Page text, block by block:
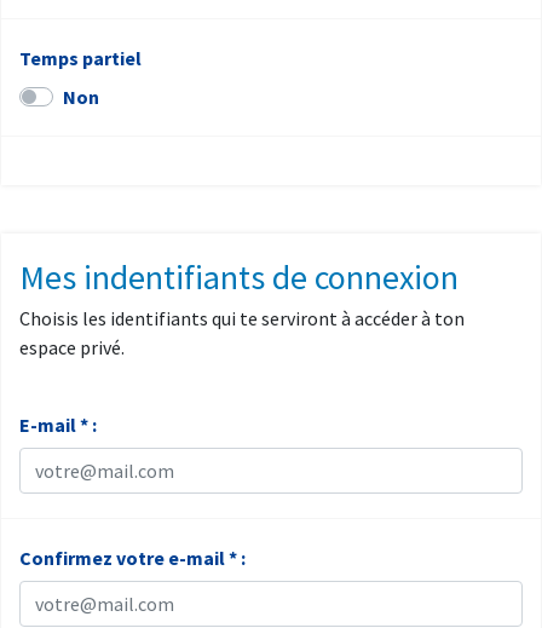
Temps partiel
Non
Mes indentifiants de connexion
Choisis les identifiants qui te serviront à accéder à ton
espace privé.
E-mail * :
Confirmez votre e-mail * :